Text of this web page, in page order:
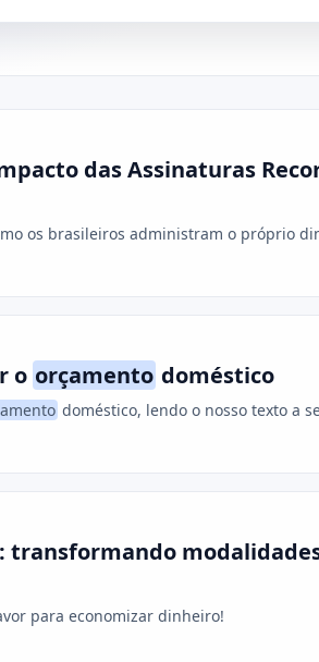
das Assinaturas
os brasileiros administram o próprio
o orçamento doméstico
doméstico, lendo o nosso texto a
para economizar dinheiro!